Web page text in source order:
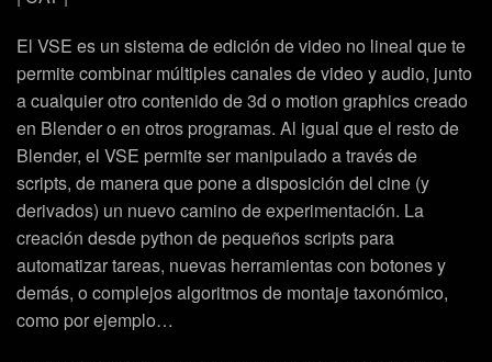
El VSE es un sistema de edición de video no lineal que te
permite combinar múltiples canales de video y audio, junto
a cualquier otro contenido de 3d o motion graphics creado
en Blender o en otros programas. Al igual que el resto de
Blender, el VSE permite ser manipulado a través de
scripts, de manera que pone a disposición del cine (y
derivados) un nuevo camino de experimentación. La
creación desde python de pequeños scripts para
automatizar tareas, nuevas herramientas con botones y
demás, o complejos algoritmos de montaje taxonómico,
como por ejemplo…